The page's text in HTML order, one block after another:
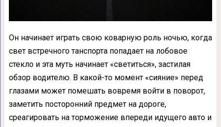
Он начинает играть свою коварную роль ночью, когда
свет встречного танспорта попадает на лобовое
стекло и эта муть начинает «светиться», застилая
обзор водителю. В какой-то момент «сияние» перед
глазами может помешать вовремя войти в поворот,
заметить посторонний предмет на дороге,
среагировать на торможение впереди идущего авто и